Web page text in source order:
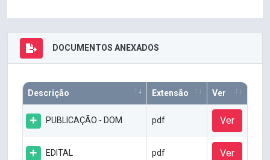
DOCUMENTOS ANEXADOS
Descrição Extensão Ver
PUBLICAÇÃO - DOM pdf Ver
EDITAL pdf Ver